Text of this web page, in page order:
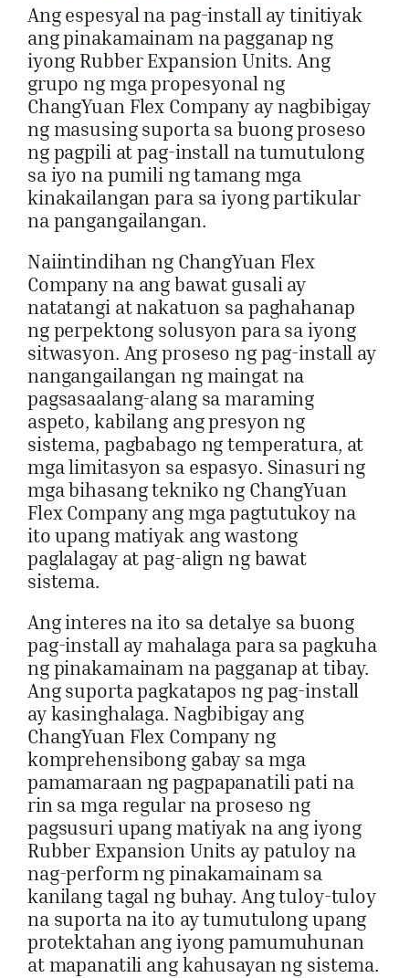
Ang espesyal na pag-install ay tinitiyak
ang pinakamainam na pagganap ng
iyong Rubber Expansion Units. Ang
grupo ng mga propesyonal ng
ChangYuan Flex Company ay nagbibigay
ng masusing suporta sa buong proseso
ng pagpili at pag-install na tumutulong
sa iyo na pumili ng tamang mga
kinakailangan para sa iyong partikular
na pangangailangan.
Naiintindihan ng ChangYuan Flex
Company na ang bawat gusali ay
natatangi at nakatuon sa paghahanap
ng perpektong solusyon para sa iyong
sitwasyon. Ang proseso ng pag-install ay
nangangailangan ng maingat na
pagsasaalang-alang sa maraming
aspeto, kabilang ang presyon ng
sistema, pagbabago ng temperatura, at
mga limitasyon sa espasyo. Sinasuri ng
mga bihasang tekniko ng ChangYuan
Flex Company ang mga pagtutukoy na
ito upang matiyak ang wastong
paglalagay at pag-align ng bawat
sistema.
Ang interes na ito sa detalye sa buong
pag-install ay mahalaga para sa pagkuha
ng pinakamainam na pagganap at tibay.
Ang suporta pagkatapos ng pag-install
ay kasinghalaga. Nagbibigay ang
ChangYuan Flex Company ng
komprehensibong gabay sa mga
pamamaraan ng pagpapanatili pati na
rin sa mga regular na proseso ng
pagsusuri upang matiyak na ang iyong
Rubber Expansion Units ay patuloy na
nag-perform ng pinakamainam sa
kanilang tagal ng buhay. Ang tuloy-tuloy
na suporta na ito ay tumutulong upang
protektahan ang iyong pamumuhunan
at mapanatili ang kahusayan ng sistema.